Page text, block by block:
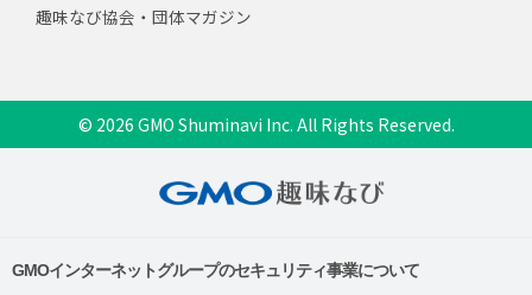
趣味なび協会・団体マガジン
© 2026 GMO Shuminavi Inc. All Rights Reserved.